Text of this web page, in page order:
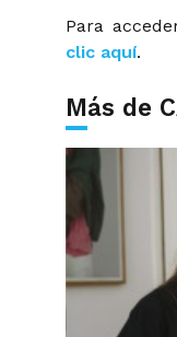
Para
clic aquí.
Más de